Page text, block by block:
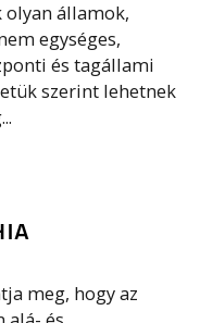
olyan államok,
egységes,
és tagállami
szerint lehetnek
meg, hogy az